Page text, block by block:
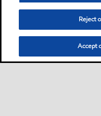
Reject
Accept